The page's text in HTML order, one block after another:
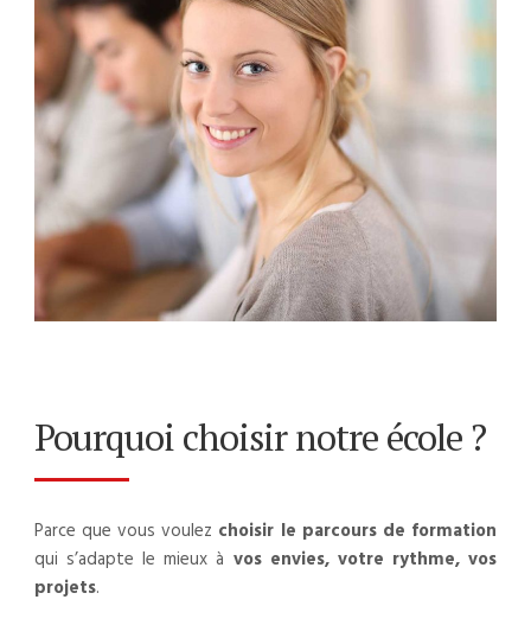
Pourquoi choisir notre école ?
Parce que vous voulez choisir le parcours de formation
qui s’adapte le mieux à vos envies, votre rythme, vos
projets.